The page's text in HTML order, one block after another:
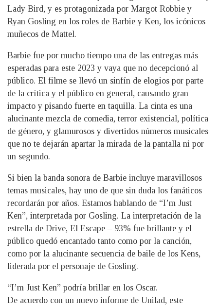
Lady Bird, y es protagonizada por Margot Robbie y
Ryan Gosling en los roles de Barbie y Ken, los icónicos
muñecos de Mattel.
Barbie fue por mucho tiempo una de las entregas más
esperadas para este 2023 y vaya que no decepcionó al
público. El filme se llevó un sinfín de elogios por parte
de la crítica y el público en general, causando gran
impacto y pisando fuerte en taquilla. La cinta es una
alucinante mezcla de comedia, terror existencial, política
de género, y glamurosos y divertidos números musicales
que no te dejarán apartar la mirada de la pantalla ni por
un segundo.
Si bien la banda sonora de Barbie incluye maravillosos
temas musicales, hay uno de que sin duda los fanáticos
recordarán por años. Estamos hablando de “I’m Just
Ken”, interpretada por Gosling. La interpretación de la
estrella de Drive, El Escape – 93% fue brillante y el
público quedó encantado tanto como por la canción,
como por la alucinante secuencia de baile de los Kens,
liderada por el personaje de Gosling.
“I’m Just Ken” podría brillar en los Oscar.
De acuerdo con un nuevo informe de Unilad, este